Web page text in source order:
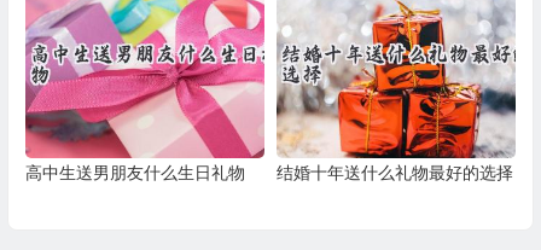
高中生送男朋友什么生日礼物 结婚十年送什么礼物最好的选择